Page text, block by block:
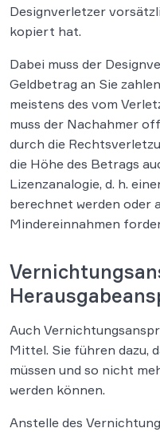
Designverletzer
kopiert hat.
Dabei muss der
Geldbetrag an Sie
meistens des vom
muss der Nachahmer
durch die
die Höhe des Betrags
Lizenzanalogie, d. h.
berechnet werden oder
Mindereinnahmen
Auch
Mittel. Sie führen dazu,
müssen und so nicht
werden können.
Anstelle des